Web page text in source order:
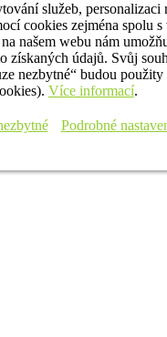
služeb, personalizaci
cookies zejména spolu
našem webu nám
získaných údajů. Svůj
nezbytné“ budou
Více informací.
Podrobné